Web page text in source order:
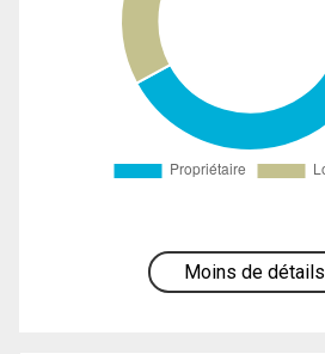
Moins de détails